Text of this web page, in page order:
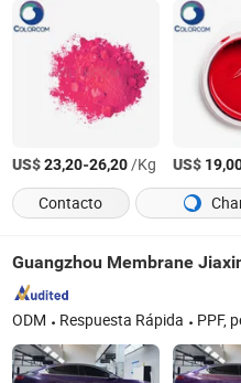
US$23,20-26,20/Kg US$
Contacto
ODM Respuesta Rápida PPF,